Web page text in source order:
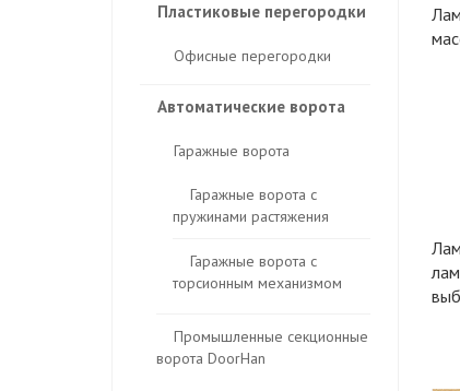
Пластиковые перегородки
Офисные перегородки
Автоматические ворота
Гаражные ворота
Гаражные ворота с
пружинами растяжения
Гаражные ворота с
торсионным механизмом
Промышленные секционные
ворота DoorHan